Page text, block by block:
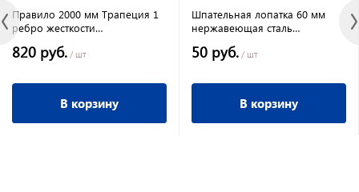
Правило 2000 мм Трапеция 1
ребро жесткости
820 руб. / шт
В корзину
Шпательная лопатка 60 мм
нержавеющая сталь
50 руб. / шт
В корзину